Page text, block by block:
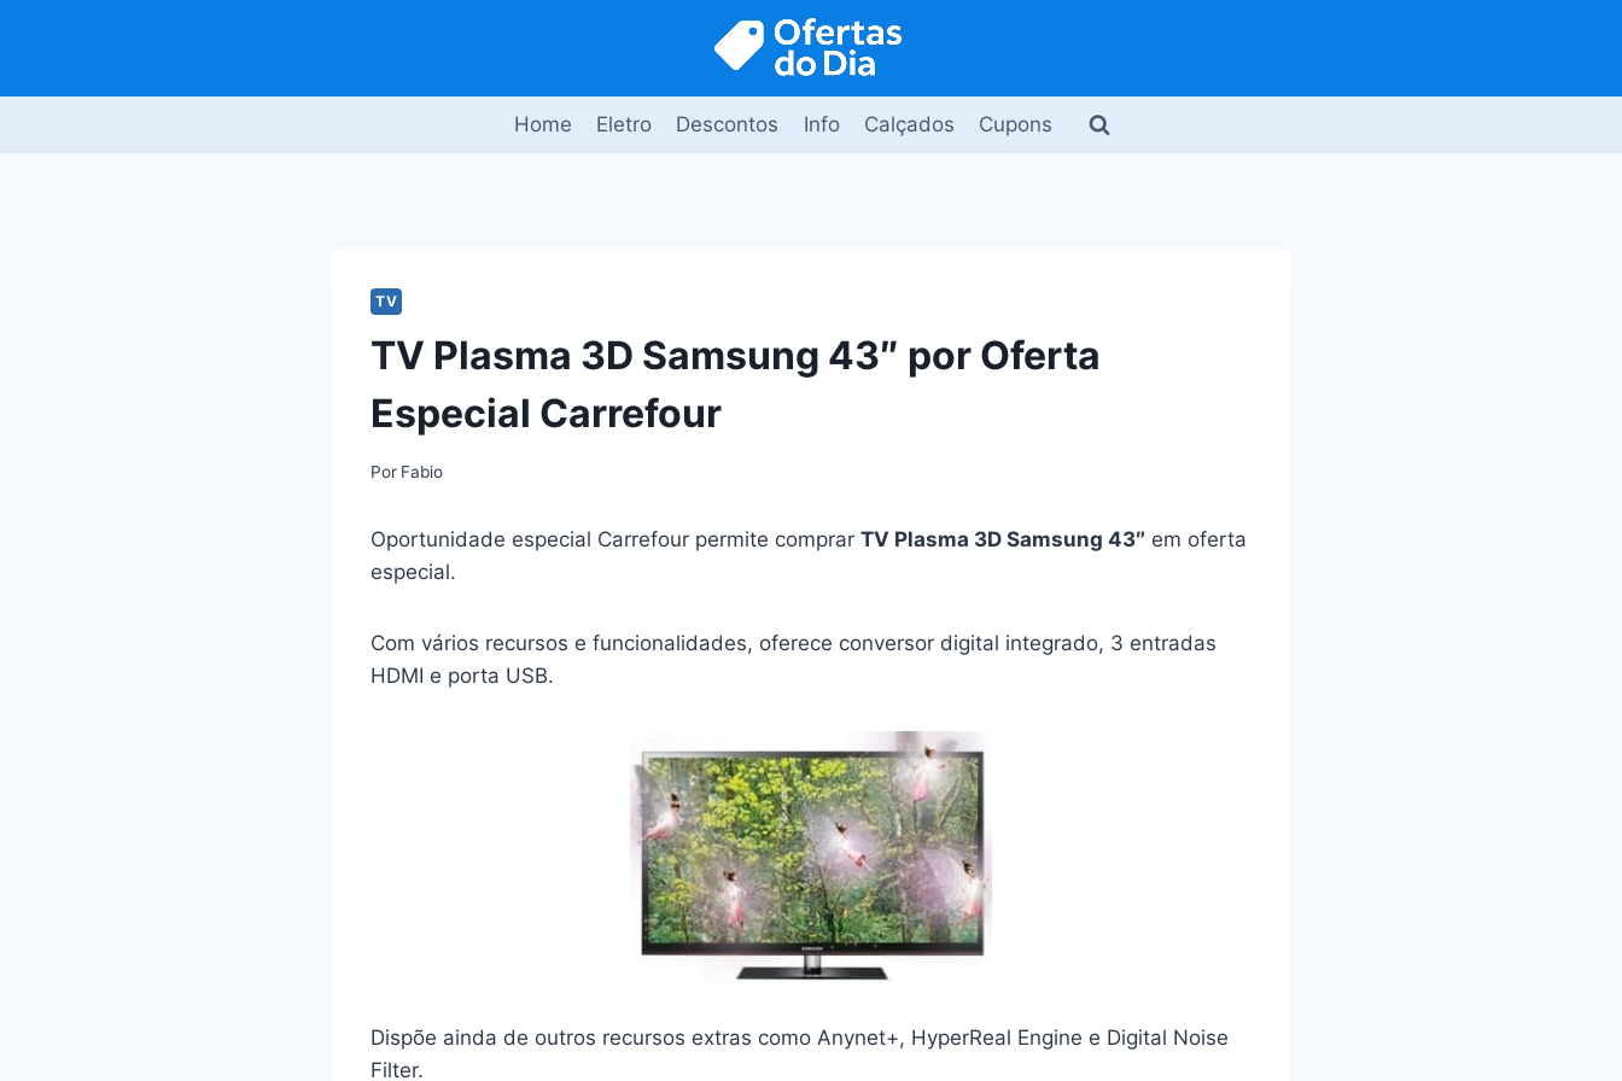
Home Eletro Descontos Info Calçados Cupons
TV
TV Plasma 3D Samsung 43″ por Oferta
Especial Carrefour
Por Fabio
Oportunidade especial Carrefour permite comprar TV Plasma 3D Samsung 43″ em oferta
especial.
Com vários recursos e funcionalidades, oferece conversor digital integrado, 3 entradas
HDMI e porta USB.
Dispõe ainda de outros recursos extras como Anynet+, HyperReal Engine e Digital Noise
Filter.